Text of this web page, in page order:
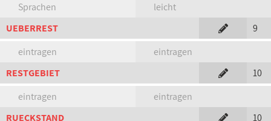
Sprachen
leicht
UEBERREST
9
eintragen
eintragen
RESTGEBIET
10
eintragen
eintragen
RUECKSTAND
10